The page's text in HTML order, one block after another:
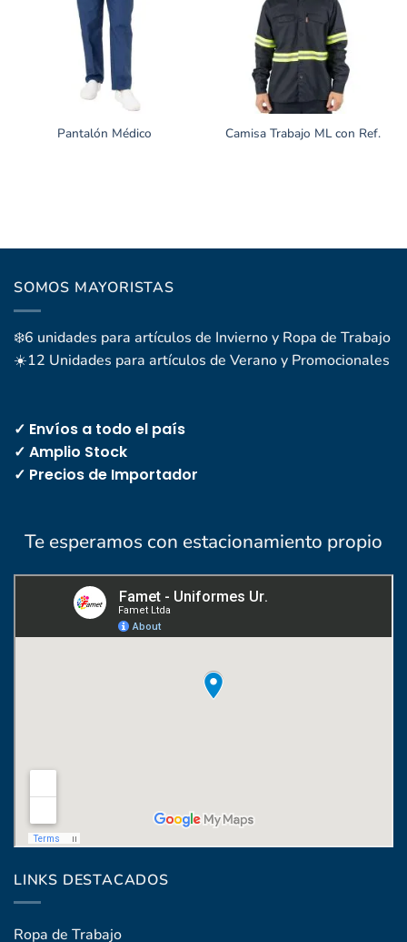
Pantalón Médico Camisa Trabajo ML con Ref.
SOMOS MAYORISTAS
❄️6 unidades para artículos de Invierno y Ropa de Trabajo
☀️12 Unidades para artículos de Verano y Promocionales
✓ Envíos a todo el país
✓ Amplio Stock
✓ Precios de Importador
Te esperamos con estacionamiento propio
LINKS DESTACADOS
Ropa de Trabajo